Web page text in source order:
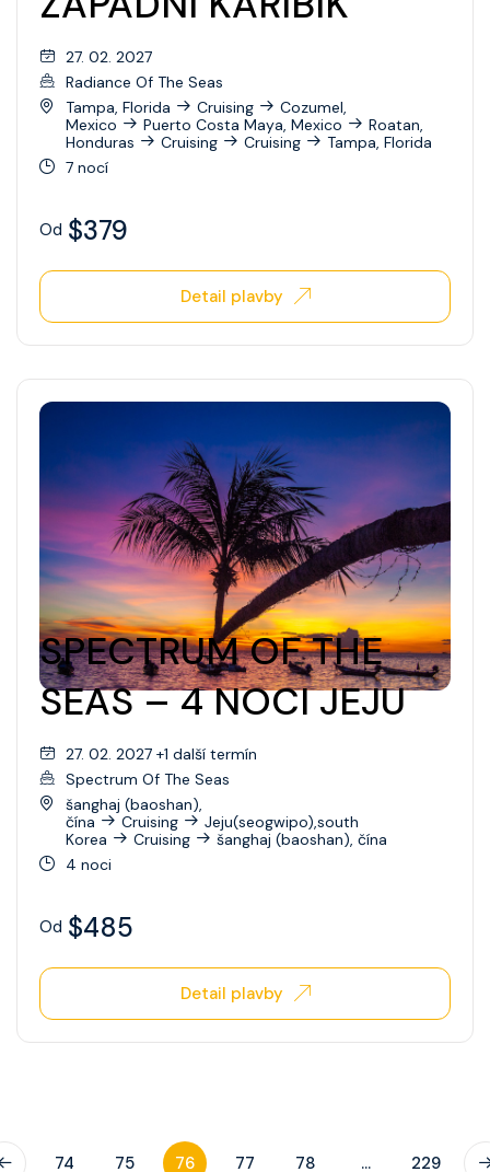
27. 02. 2027
Radiance Of The Seas
Tampa, Florida
Cruising
Cozumel,
Mexico
Puerto Costa Maya, Mexico
Roatan,
Honduras
Cruising Cruising
Tampa, Florida
7 nocí
Od $379
Detail plavby
SPECTRUM OF THE
SEAS – 4 NOCI JEJU
27. 02. 2027 +1 další termín
Spectrum Of The Seas
šanghaj (baoshan),
čína
Cruising
Jeju(seogwipo),south
Korea
Cruising
šanghaj (baoshan), čína
4 noci
Od $485
Detail plavby
74 75 76 77 78 ... 229